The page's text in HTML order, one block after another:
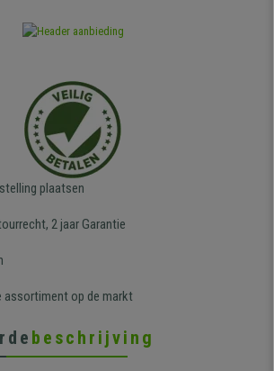
plaatsen
2 jaar Garantie
assortiment op de markt
beschrijving